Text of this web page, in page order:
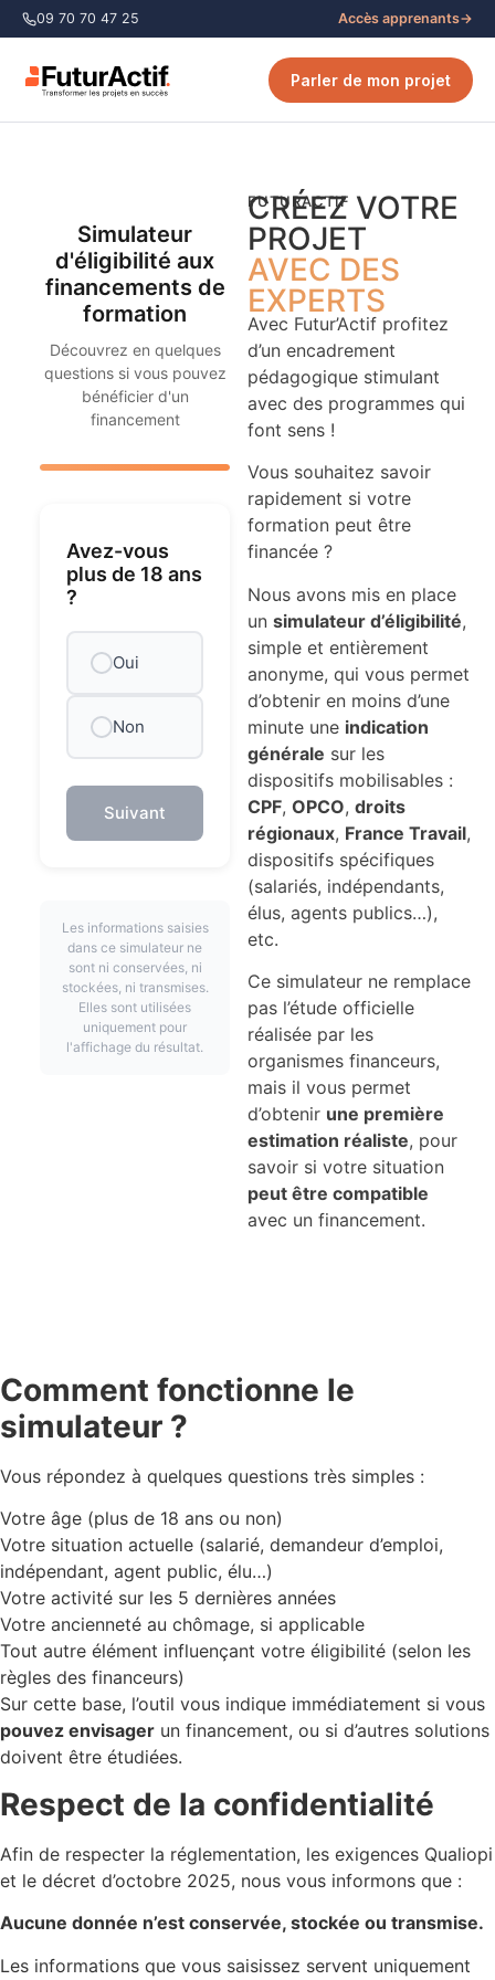
09 70 70 47 25 Accès apprenants→
Parler de mon projet
Simulateur
d'éligibilité aux
financements de
formation
Découvrez en quelques
questions si vous pouvez
bénéficier d'un
financement
Avez-vous
plus de 18 ans
?
Oui
Non
Suivant
Les informations saisies
dans ce simulateur ne
sont ni conservées, ni
stockées, ni transmises.
Elles sont utilisées
uniquement pour
l'affichage du résultat.
FUTURACTIF
CRÉEZ VOTRE
PROJET
AVEC DES
EXPERTS
Avec Futur’Actif profitez
d’un encadrement
pédagogique stimulant
avec des programmes qui
font sens !
Vous souhaitez savoir
rapidement si votre
formation peut être
financée ?
Nous avons mis en place
un simulateur d’éligibilité,
simple et entièrement
anonyme, qui vous permet
d’obtenir en moins d’une
minute une indication
générale sur les
dispositifs mobilisables :
CPF, OPCO, droits
régionaux, France Travail,
dispositifs spécifiques
(salariés, indépendants,
élus, agents publics…),
etc.
Ce simulateur ne remplace
pas l’étude officielle
réalisée par les
organismes financeurs,
mais il vous permet
d’obtenir une première
estimation réaliste, pour
savoir si votre situation
peut être compatible
avec un financement.
Comment fonctionne le
simulateur ?
Vous répondez à quelques questions très simples :
Votre âge (plus de 18 ans ou non)
Votre situation actuelle (salarié, demandeur d’emploi,
indépendant, agent public, élu…)
Votre activité sur les 5 dernières années
Votre ancienneté au chômage, si applicable
Tout autre élément influençant votre éligibilité (selon les
règles des financeurs)
Sur cette base, l’outil vous indique immédiatement si vous
pouvez envisager un financement, ou si d’autres solutions
doivent être étudiées.
Respect de la confidentialité
Afin de respecter la réglementation, les exigences Qualiopi
et le décret d’octobre 2025, nous vous informons que :
Aucune donnée n’est conservée, stockée ou transmise.
Les informations que vous saisissez servent uniquement